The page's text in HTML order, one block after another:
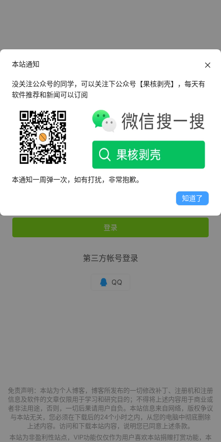
登录 还没有帐号？ 立即注册
忘记密码？
登录
第三方帐号登录
免责声明：本站为个人博客，博客所发布的一切修改补丁、注册机和注册
信息及软件的文章仅限用于学习和研究目的；不得将上述内容用于商业或
者非法用途，否则，一切后果请用户自负。本站信息来自网络，版权争议
与本站无关，您必须在下载后的24个小时之内，从您的电脑中彻底删除
上述内容。访问和下载本站内容，说明您已同意上述条款。
本站为非盈利性站点，VIP功能仅仅作为用户喜欢本站捐赠打赏功能，本
本站通知
没关注公众号的同学，可以关注下公众号【果核剥壳】，每天有
软件推荐和新闻可以订阅
本通知一周弹一次，如有打扰，非常抱歉。
知道了